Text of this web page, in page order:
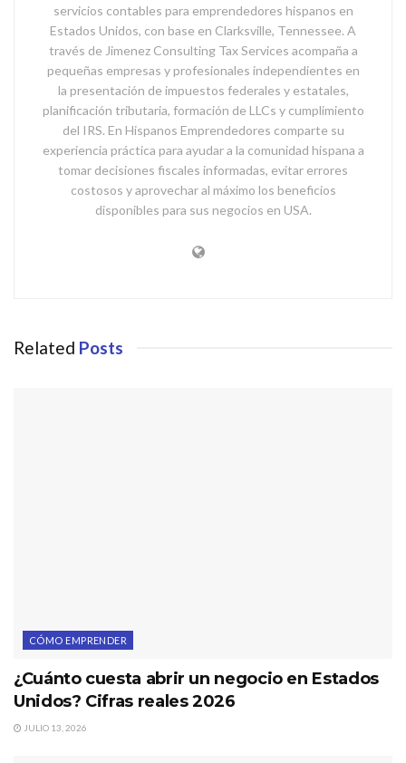
servicios contables para emprendedores hispanos en
Estados Unidos, con base en Clarksville, Tennessee. A
través de Jimenez Consulting Tax Services acompaña a
pequeñas empresas y profesionales independientes en
la presentación de impuestos federales y estatales,
planificación tributaria, formación de LLCs y cumplimiento
del IRS. En Hispanos Emprendedores comparte su
experiencia práctica para ayudar a la comunidad hispana a
tomar decisiones fiscales informadas, evitar errores
costosos y aprovechar al máximo los beneficios
disponibles para sus negocios en USA.
Related Posts
CÓMO EMPRENDER
¿Cuánto cuesta abrir un negocio en Estados
Unidos? Cifras reales 2026
JULIO 13, 2026